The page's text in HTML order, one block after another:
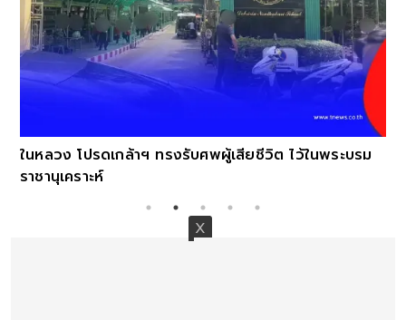
ลวง โปรดเกล้าฯ ทรงรับศพผู้เสียชีวิต ไว้ในพระบรม
นุเคราะห์